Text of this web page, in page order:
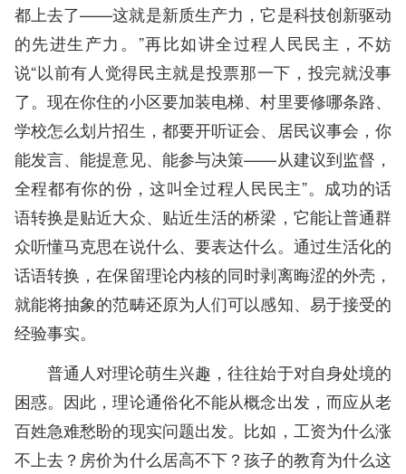
都上去了——这就是新质生产力，它是科技创新驱动
的先进生产力。”再比如讲全过程人民民主，不妨
说“以前有人觉得民主就是投票那一下，投完就没事
了。现在你住的小区要加装电梯、村里要修哪条路、
学校怎么划片招生，都要开听证会、居民议事会，你
能发言、能提意见、能参与决策——从建议到监督，
全程都有你的份，这叫全过程人民民主”。成功的话
语转换是贴近大众、贴近生活的桥梁，它能让普通群
众听懂马克思在说什么、要表达什么。通过生活化的
话语转换，在保留理论内核的同时剥离晦涩的外壳，
就能将抽象的范畴还原为人们可以感知、易于接受的
经验事实。
普通人对理论萌生兴趣，往往始于对自身处境的
困惑。因此，理论通俗化不能从概念出发，而应从老
百姓急难愁盼的现实问题出发。比如，工资为什么涨
不上去？房价为什么居高不下？孩子的教育为什么这